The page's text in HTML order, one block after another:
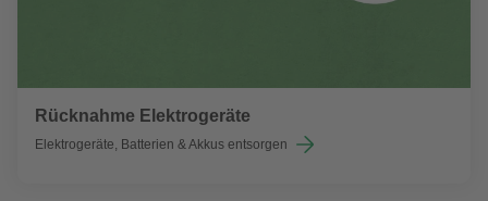
Rücknahme Elektrogeräte
Elektrogeräte, Batterien & Akkus entsorgen